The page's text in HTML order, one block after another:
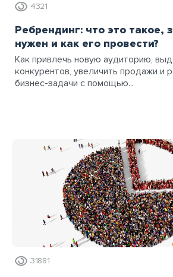
4321
Ребрендинг: что это такое,
нужен и как его провести?
Как привлечь новую аудиторию,
конкурентов, увеличить продажи и
бизнес-задачи с помощью...
31881